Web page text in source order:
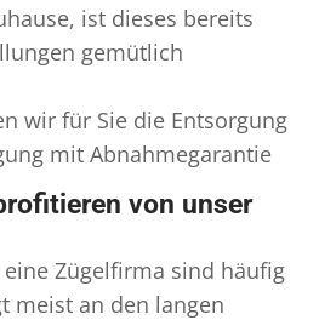
ist dieses bereits
gemütlich
wir für Sie die Entsorgung
mit Abnahmegarantie
von unser
Zügelfirma sind häufig
meist an den langen